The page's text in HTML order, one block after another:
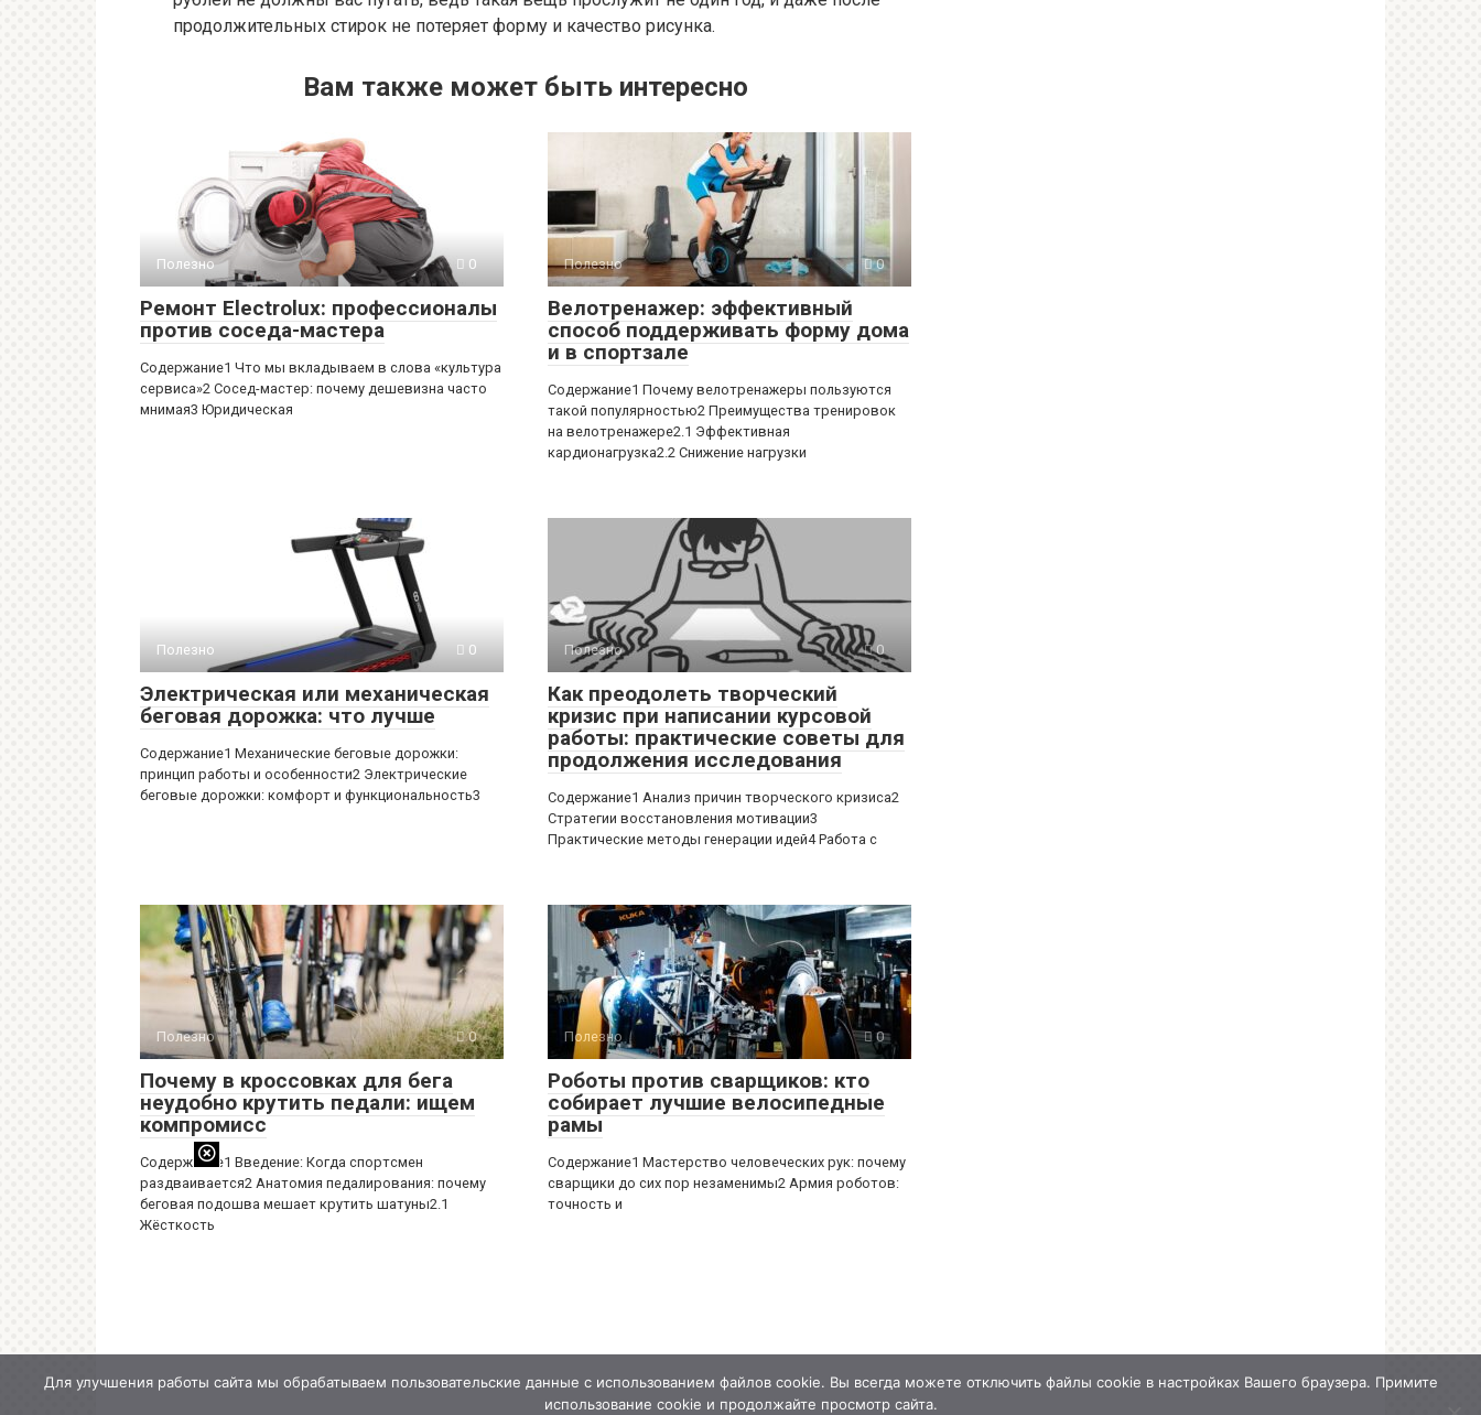
продолжительных стирок не потеряет форму и качество рисунка.
Вам также может быть интересно
Полезно 0
Ремонт Electrolux: профессионалы
против соседа-мастера
Содержание1 Что мы вкладываем в слова «культура
сервиса»2 Сосед-мастер: почему дешевизна часто
мнимая3 Юридическая
Полезно 0
Велотренажер: эффективный
способ поддерживать форму дома
и в спортзале
Содержание1 Почему велотренажеры пользуются
такой популярностью2 Преимущества тренировок
на велотренажере2.1 Эффективная
кардионагрузка2.2 Снижение нагрузки
Полезно 0
Электрическая или механическая
беговая дорожка: что лучше
Содержание1 Механические беговые дорожки:
принцип работы и особенности2 Электрические
беговые дорожки: комфорт и функциональность3
Полезно 0
Как преодолеть творческий
кризис при написании курсовой
работы: практические советы для
продолжения исследования
Содержание1 Анализ причин творческого кризиса2
Стратегии восстановления мотивации3
Практические методы генерации идей4 Работа с
Полезно 0
Почему в кроссовках для бега
неудобно крутить педали: ищем
компромисс
Содержание1 Введение: Когда спортсмен
раздваивается2 Анатомия педалирования: почему
беговая подошва мешает крутить шатуны2.1
Жёсткость
Полезно 0
Роботы против сварщиков: кто
собирает лучшие велосипедные
рамы
Содержание1 Мастерство человеческих рук: почему
сварщики до сих пор незаменимы2 Армия роботов:
точность и
Для улучшения работы сайта мы обрабатываем пользовательские данные с использованием файлов cookie. Вы всегда можете отключить файлы cookie в настройках Вашего браузера. Примите
использование cookie и продолжайте просмотр сайта.